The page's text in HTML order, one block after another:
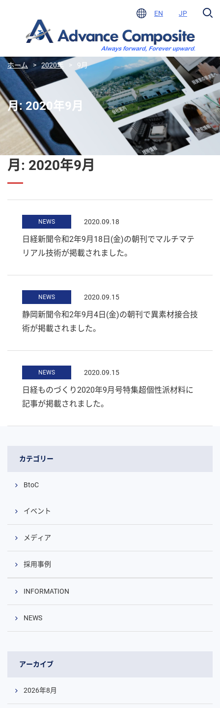
EN JP
ホーム > 2020年 > 9月
月:2020年9月
月: 2020年9月
NEWS 2020.09.18
日経新聞令和2年9月18日(金)の朝刊でマルチマテ
リアル技術が掲載されました。
NEWS 2020.09.15
静岡新聞令和2年9月4日(金)の朝刊で異素材接合技
術が掲載されました。
NEWS 2020.09.15
日経ものづくり2020年9月号特集超個性派材料に
記事が掲載されました。
カテゴリー
BtoC
イベント
メディア
採用事例
INFORMATION
NEWS
アーカイブ
2026年8月